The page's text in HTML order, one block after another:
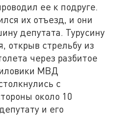
ее к подруге.
их отъезд, и они
депутата. Турусину
открыв стрельбу из
через разбитое
МВД
с
около 10
и его